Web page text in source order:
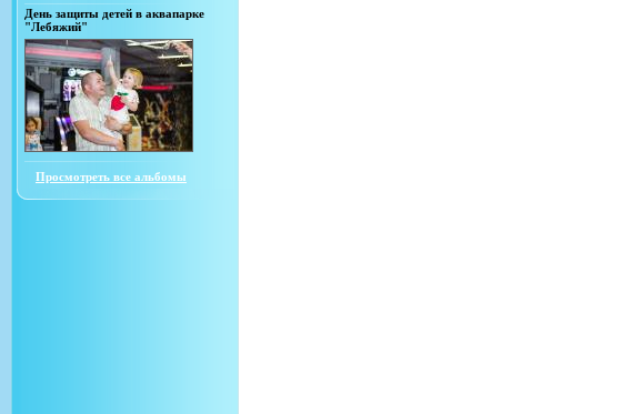
День защиты детей в аквапарке
"Лебяжий"
Просмотреть все альбомы